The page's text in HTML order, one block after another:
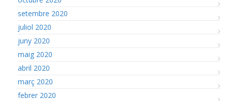
setembre 2020
juliol 2020
juny 2020
maig 2020
abril 2020
març 2020
febrer 2020